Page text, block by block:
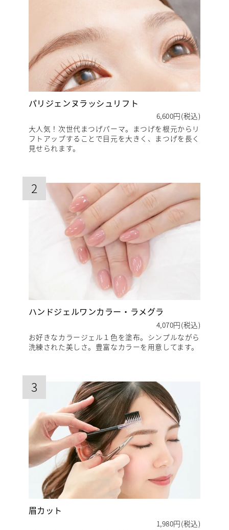
パリジェンヌラッシュリフト
6,600円(税込)
大人気！次世代まつげパーマ。まつげを根元からリ
フトアップすることで目元を大きく、まつげを長く
見せられます。
2
ハンドジェルワンカラー・ラメグラ
4,070円(税込)
お好きなカラージェル１色を塗布。シンプルながら
洗練された美しさ。豊富なカラーを用意してます。
3
眉カット
1,980円(税込)